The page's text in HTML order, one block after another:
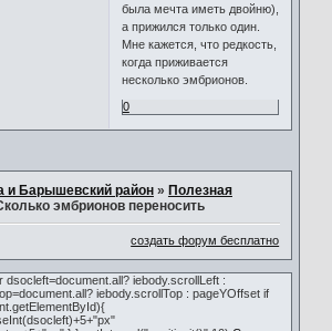
была мечта иметь двойню),
а прижился только один.
Мне кажется, что редкость,
когда приживается
несколько эмбрионов.
0
и Барышевский район » Полезная
эмбрионов переносить
создать форум бесплатно
dsocleft=document.all? iebody.scrollLeft :
iebody.scrollTop : pageYOffset if